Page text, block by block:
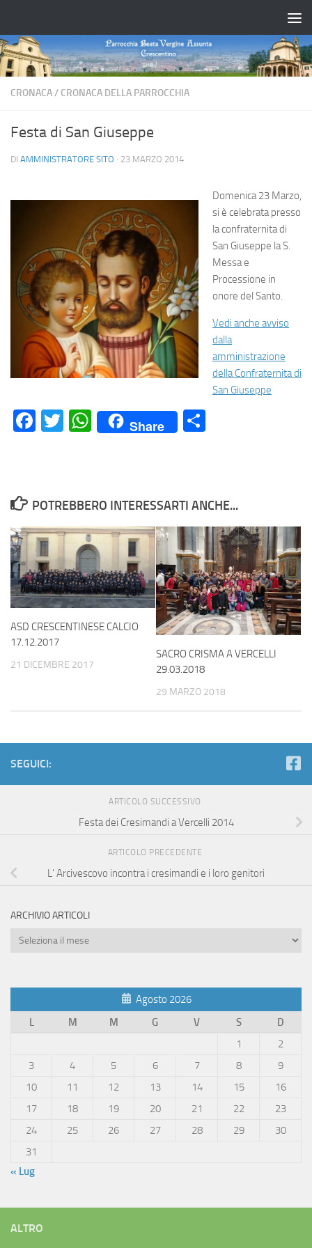
CRONACA/ CRONACA DELLA PARROCCHIA
Festa di San Giuseppe
DI AMMINISTRATORE SITO · 23 MARZO 2014
Domenica 23 Marzo,
si è celebrata presso
la confraternita di
San Giuseppe la S.
Messa e
Processione in
onore del Santo.
Vedi anche avviso
dalla
amministrazione
della Confraternita di
San Giuseppe
Facebook
Twitter
WhatsApp
Share
POTREBBERO INTERESSARTI ANCHE...
ASD CRESCENTINESE CALCIO
17.12.2017
21 DICEMBRE 2017
SACRO CRISMA A VERCELLI
29.03.2018
29 MARZO 2018
SEGUICI:
ARTICOLO SUCCESSIVO
Festa dei Cresimandi a Vercelli 2014
ARTICOLO PRECEDENTE
L’ Arcivescovo incontra i cresimandi e i loro genitori
ARCHIVIO ARTICOLI
Archivio
Agosto 2026
L
M M G V S
D
1
2
3
4 5 6 7 8
9
10
11 12 13 14 15
16
17
18 19 20 21 22
23
24
25 26 27 28 29
30
31
« Lug
ALTRO